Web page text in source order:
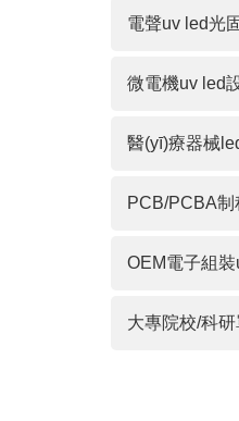
電聲uv led光
微電機uv led
醫(yī)療器械
PCB/PCBA制
OEM電子組
大專院校/科